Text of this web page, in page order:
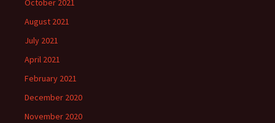
October 2021
August 2021
July 2021
April 2021
February 2021
December 2020
November 2020